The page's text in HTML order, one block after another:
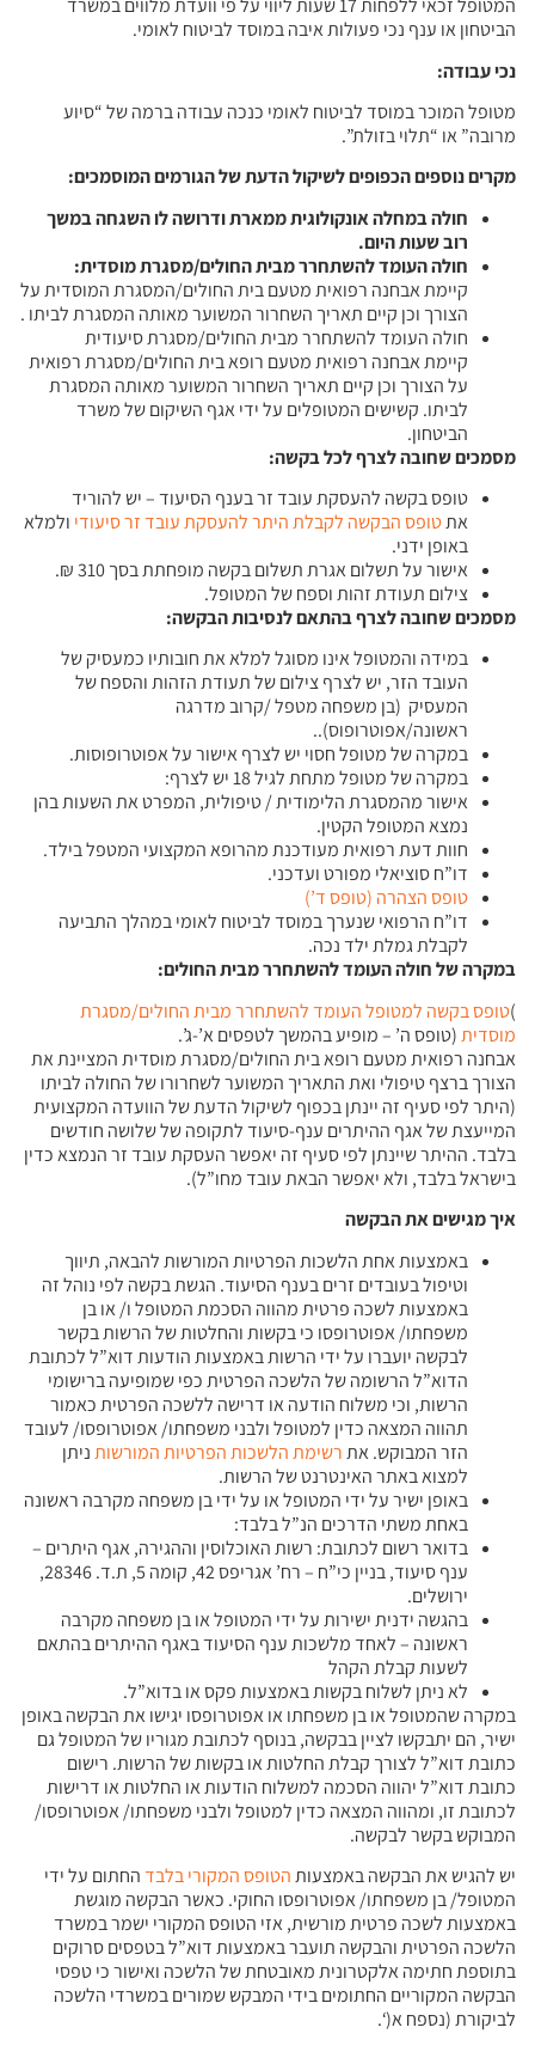
המטופל זכאי ללפחות 17 שעות ליווי על פי וועדת מלווים במשרד
הביטחון או ענף נכי פעולות איבה במוסד לביטוח לאומי.
נכי עבודה:
מטופל המוכר במוסד לביטוח לאומי כנכה עבודה ברמה של “סיוע
מרובה” או “תלוי בזולת”.
מקרים נוספים הכפופים לשיקול הדעת של הגורמים המוסמכים:
חולה במחלה אונקולוגית ממארת ודרושה לו השגחה במשך
רוב שעות היום.
חולה העומד להשתחרר מבית החולים/מסגרת מוסדית:
קיימת אבחנה רפואית מטעם בית החולים/המסגרת המוסדית על
הצורך וכן קיים תאריך השחרור המשוער מאותה המסגרת לביתו .
חולה העומד להשתחרר מבית החולים/מסגרת סיעודית
קיימת אבחנה רפואית מטעם רופא בית החולים/מסגרת רפואית
על הצורך וכן קיים תאריך השחרור המשוער מאותה המסגרת
לביתו. קשישים המטופלים על ידי אגף השיקום של משרד
הביטחון.
מסמכים שחובה לצרף לכל בקשה:
טופס בקשה להעסקת עובד זר בענף הסיעוד – יש להוריד
אתטופס הבקשה לקבלת היתר להעסקת עובד זר סיעודי ולמלא
באופן ידני.
אישור על תשלום אגרת תשלום בקשה מופחתת בסך 310 ₪.
צילום תעודת זהות וספח של המטופל.
מסמכים שחובה לצרף בהתאם לנסיבות הבקשה:
במידה והמטופל אינו מסוגל למלא את חובותיו כמעסיק של
העובד הזר, יש לצרף צילום של תעודת הזהות והספח של
המעסיק (בן משפחה מטפל /קרוב מדרגה
ראשונה/אפוטרופוס)..
במקרה של מטופל חסוי יש לצרף אישור על אפוטרופוסות.
במקרה של מטופל מתחת לגיל 18 יש לצרף:
אישור מהמסגרת הלימודית / טיפולית, המפרט את השעות בהן
נמצא המטופל הקטין.
חוות דעת רפואית מעודכנת מהרופא המקצועי המטפל בילד.
דו”ח סוציאלי מפורט ועדכני.
טופס הצהרה (טופס ד’)
דו”ח הרפואי שנערך במוסד לביטוח לאומי במהלך התביעה
לקבלת גמלת ילד נכה.
במקרה של חולה העומד להשתחרר מבית החולים:
)טופס בקשה למטופל העומד להשתחרר מבית החולים/מסגרת
מוסדית(טופס ה’ – מופיע בהמשך לטפסים א’-ג’.
אבחנה רפואית מטעם רופא בית החולים/מסגרת מוסדית המציינת את
הצורך ברצף טיפולי ואת התאריך המשוער לשחרורו של החולה לביתו
(היתר לפי סעיף זה יינתן בכפוף לשיקול הדעת של הוועדה המקצועית
המייעצת של אגף ההיתרים ענף-סיעוד לתקופה של שלושה חודשים
בלבד. ההיתר שיינתן לפי סעיף זה יאפשר העסקת עובד זר הנמצא כדין
בישראל בלבד, ולא יאפשר הבאת עובד מחו”ל).
איך מגישים את הבקשה
באמצעות אחת הלשכות הפרטיות המורשות להבאה, תיווך
וטיפול בעובדים זרים בענף הסיעוד. הגשת בקשה לפי נוהל זה
באמצעות לשכה פרטית מהווה הסכמת המטופל ו/ או בן
משפחתו/ אפוטרופסו כי בקשות והחלטות של הרשות בקשר
לבקשה יועברו על ידי הרשות באמצעות הודעות דוא”ל לכתובת
הדוא”ל הרשומה של הלשכה הפרטית כפי שמופיעה ברישומי
הרשות, וכי משלוח הודעה או דרישה ללשכה הפרטית כאמור
תהווה המצאה כדין למטופל ולבני משפחתו/ אפוטרופסו/ לעובד
הזר המבוקש. אתרשימת הלשכות הפרטיות המורשותניתן
למצוא באתר האינטרנט של הרשות.
באופן ישיר על ידי המטופל או על ידי בן משפחה מקרבה ראשונה
באחת משתי הדרכים הנ”ל בלבד:
בדואר רשום לכתובת: רשות האוכלוסין וההגירה, אגף היתרים –
ענף סיעוד, בניין כי”ח – רח’ אגריפס 42, קומה 5, ת.ד. 28346,
ירושלים.
בהגשה ידנית ישירות על ידי המטופל או בן משפחה מקרבה
ראשונה – לאחד מלשכות ענף הסיעוד באגף ההיתרים בהתאם
לשעות קבלת הקהל
לא ניתן לשלוח בקשות באמצעות פקס או בדוא”ל.
במקרה שהמטופל או בן משפחתו או אפוטרופסו יגישו את הבקשה באופן
ישיר, הם יתבקשו לציין בבקשה, בנוסף לכתובת מגוריו של המטופל גם
כתובת דוא”ל לצורך קבלת החלטות או בקשות של הרשות. רישום
כתובת דוא”ל יהווה הסכמה למשלוח הודעות או החלטות או דרישות
לכתובת זו, ומהווה המצאה כדין למטופל ולבני משפחתו/ אפוטרופסו/
המבוקש בקשר לבקשה.
יש להגיש את הבקשה באמצעותהטופס המקורי בלבדהחתום על ידי
המטופל/ בן משפחתו/ אפוטרופסו החוקי. כאשר הבקשה מוגשת
באמצעות לשכה פרטית מורשית, אזי הטופס המקורי ישמר במשרד
הלשכה הפרטית והבקשה תועבר באמצעות דוא”ל בטפסים סרוקים
בתוספת חתימה אלקטרונית מאובטחת של הלשכה ואישור כי טפסי
הבקשה המקוריים החתומים בידי המבקש שמורים במשרדי הלשכה
לביקורת (נספח א(‘.